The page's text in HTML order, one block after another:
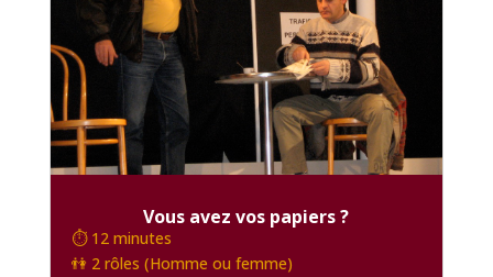
Vous avez vos papiers ?
⏱️ 12 minutes
👫 2 rôles (Homme ou femme)